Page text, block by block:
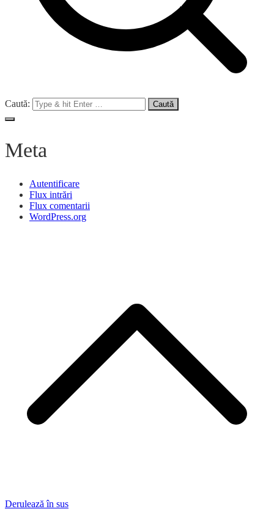
Caută:
Meta
Autentificare
Flux intrări
Flux comentarii
WordPress.org
Derulează în sus